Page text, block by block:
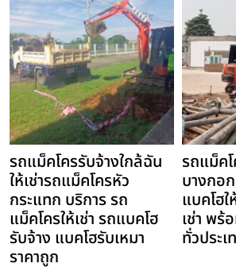
รถแม็คโครรับจ้างใกล้ฉัน
ให้เช่ารถแม็คโครหัว
กระแทก บริการ รถ
แม็คโครให้เช่า รถแบคโฮ
รับจ้าง แบคโฮรับเหมา
ราคาถูก
รถแม็คโ
บางกอ
แบคโฮใ
เช่า พร้
ทั่วประ